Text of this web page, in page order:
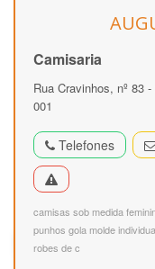
Camisaria
Rua Cravinhos, nº 83
001
Telefones
camisas sob medida
punhos gola molde
robes de c